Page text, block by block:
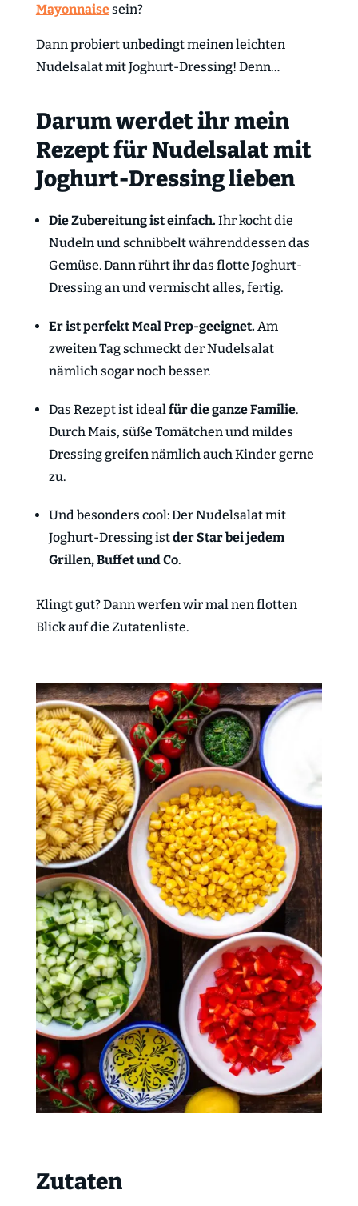
Mayonnaisesein?
Dann probiert unbedingt meinen leichten
Nudelsalat mit Joghurt-Dressing! Denn…
Darum werdet ihr mein
Rezept für Nudelsalat mit
Joghurt-Dressing lieben
Die Zubereitung ist einfach. Ihr kocht die
Nudeln und schnibbelt währenddessen das
Gemüse. Dann rührt ihr das flotte Joghurt-
Dressing an und vermischt alles, fertig.
Er ist perfekt Meal Prep-geeignet. Am
zweiten Tag schmeckt der Nudelsalat
nämlich sogar noch besser.
Das Rezept ist ideal für die ganze Familie.
Durch Mais, süße Tomätchen und mildes
Dressing greifen nämlich auch Kinder gerne
zu.
Und besonders cool: Der Nudelsalat mit
Joghurt-Dressing istder Star bei jedem
Grillen, Buffet und Co.
Klingt gut? Dann werfen wir mal nen flotten
Blick auf die Zutatenliste.
Zutaten